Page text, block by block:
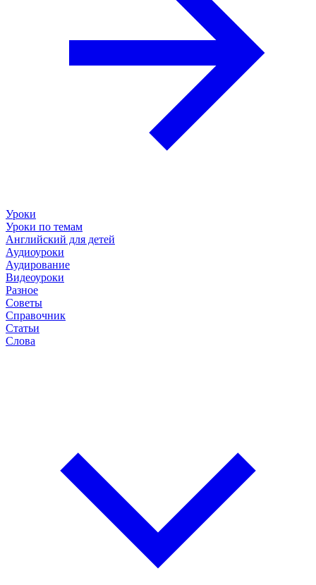
Уроки
Уроки по темам
Английский для детей
Аудиоуроки
Аудирование
Видеоуроки
Разное
Советы
Справочник
Статьи
Слова